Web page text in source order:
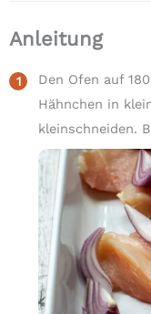
Anleitung
Den Ofen auf
Hähnchen in
kleinschneiden.